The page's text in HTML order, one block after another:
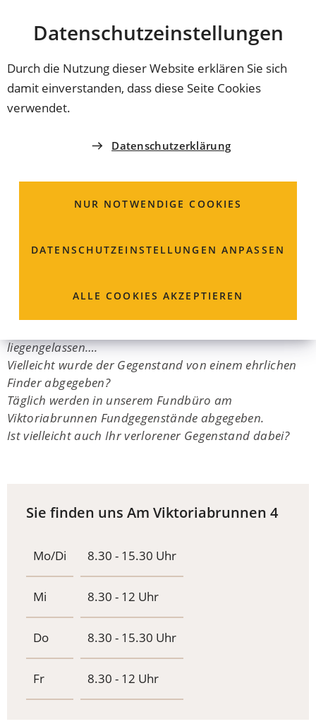
Datenschutz­einstellungen
Durch die Nutzung dieser Website erklären Sie sich
damit einverstanden, dass diese Seite Cookies
verwendet.
Datenschutzerklärung
NUR NOTWENDIGE COOKIES
DATENSCHUTZ­EINSTELLUNGEN ANPASSEN
ALLE COOKIES AKZEPTIEREN
INHALT ANSPRINGEN
Coburg
Fundbüro
liegengelassen….
Vielleicht wurde der Gegenstand von einem ehrlichen
Finder abgegeben?
Täglich werden in unserem Fundbüro am
Viktoriabrunnen Fundgegenstände abgegeben.
Ist vielleicht auch Ihr verlorener Gegenstand dabei?
Sie finden uns Am Viktoriabrunnen 4
Mo/Di 8.30 - 15.30 Uhr
Mi 8.30 - 12 Uhr
Do 8.30 - 15.30 Uhr
Fr 8.30 - 12 Uhr